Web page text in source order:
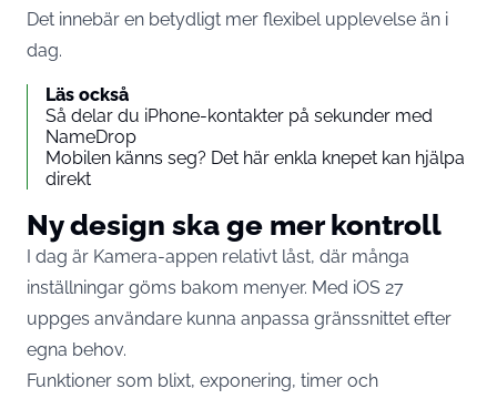
Det innebär en betydligt mer flexibel upplevelse än i
dag.
Läs också
Så delar du iPhone-kontakter på sekunder med
NameDrop
Mobilen känns seg? Det här enkla knepet kan hjälpa
direkt
Ny design ska ge mer kontroll
I dag är Kamera-appen relativt låst, där många
inställningar göms bakom menyer. Med iOS 27
uppges användare kunna anpassa gränssnittet efter
egna behov.
Funktioner som blixt, exponering, timer och